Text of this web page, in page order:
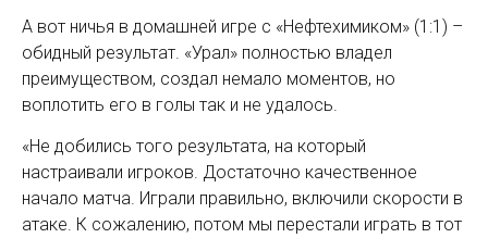
А вот ничья в домашней игре с «Нефтехимиком» (1:1) –
обидный результат. «Урал» полностью владел
преимуществом, создал немало моментов, но
воплотить его в голы так и не удалось.
«Не добились того результата, на который
настраивали игроков. Достаточно качественное
начало матча. Играли правильно, включили скорости в
атаке. К сожалению, потом мы перестали играть в тот